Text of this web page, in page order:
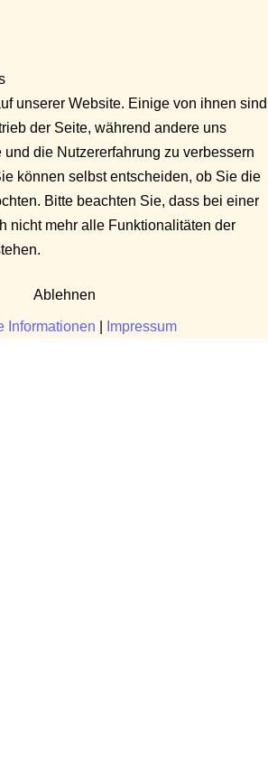
unserer Website. Einige von ihnen sind
der Seite, während andere uns
und die Nutzererfahrung zu verbessern
können selbst entscheiden, ob Sie die
Bitte beachten Sie, dass bei einer
nicht mehr alle Funktionalitäten der
Ablehnen
Informationen Impressum